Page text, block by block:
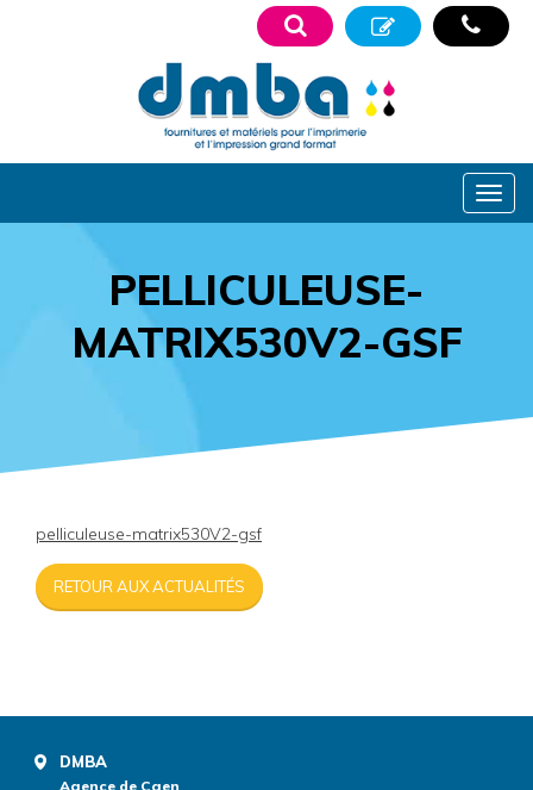
PELLICULEUSE-
MATRIX530V2-GSF
pelliculeuse-matrix530V2-gsf
RETOUR AUX ACTUALITÉS
DMBA
Agence de Caen